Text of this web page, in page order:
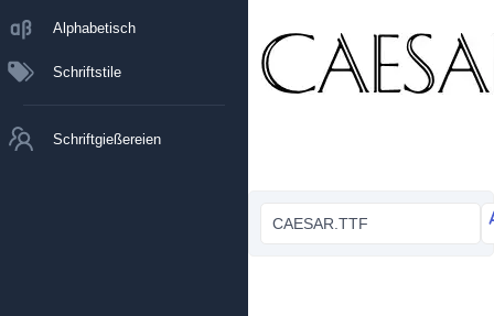
Alphabetisch
Schriftstile
Schriftgießereien
CAESAR.TTF